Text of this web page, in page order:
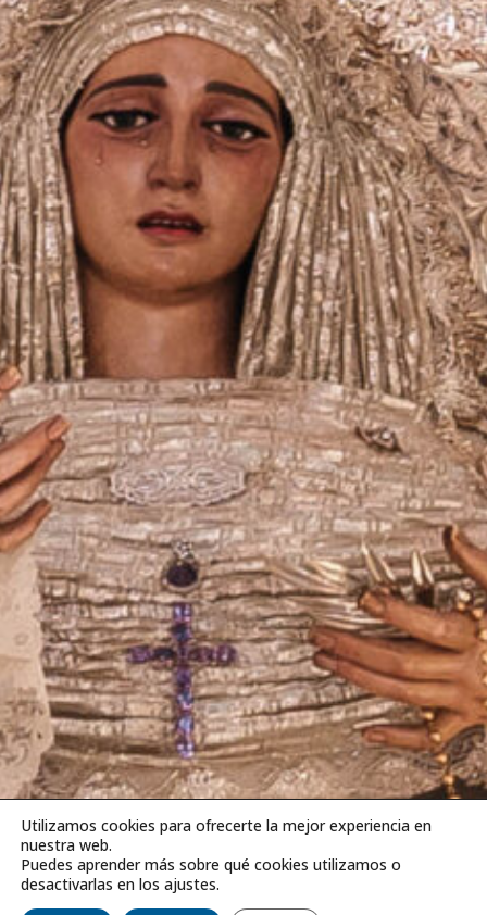
Utilizamos cookies para ofrecerte la mejor experiencia en
nuestra web.
Puedes aprender más sobre qué cookies utilizamos o
desactivarlas en los ajustes.